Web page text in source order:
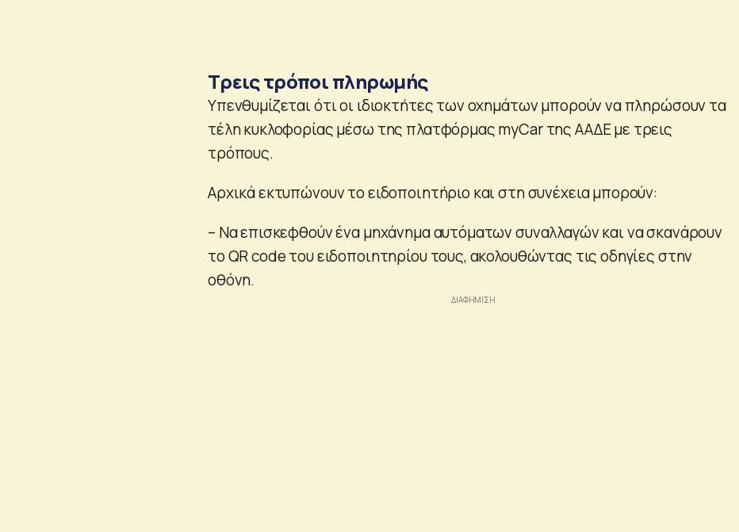
Τρεις τρόποι πληρωμής
Υπενθυμίζεται ότι οι ιδιοκτήτες των οχημάτων μπορούν να πληρώσουν τα
τέλη κυκλοφορίας μέσω της πλατφόρμας myCar της ΑΑΔΕ με τρεις
τρόπους.
Αρχικά εκτυπώνουν το ειδοποιητήριο και στη συνέχεια μπορούν:
– Να επισκεφθούν ένα μηχάνημα αυτόματων συναλλαγών και να σκανάρουν
το QR code του ειδοποιητηρίου τους, ακολουθώντας τις οδηγίες στην
οθόνη.